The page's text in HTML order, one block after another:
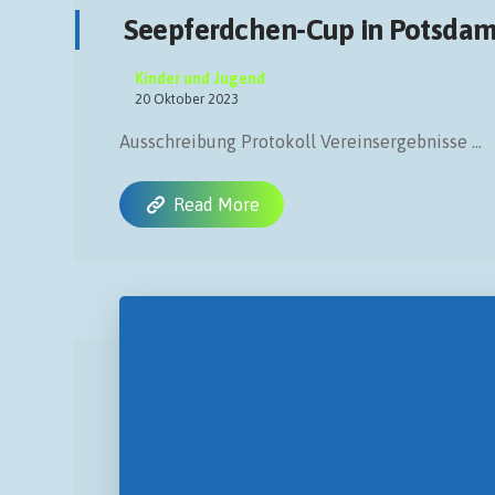
Seepferdchen-Cup in
Kinder und Jugend
20 Oktober 2023
Ausschreibung Protokoll Vereinsergebnisse ...
Read More